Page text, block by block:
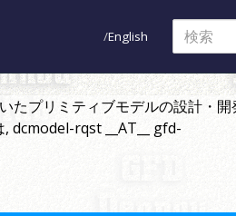
English
たプリミティブモデルの設計・開
dcmodel-rqst __AT__ gfd-